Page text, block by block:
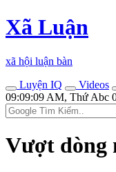
Xã Luận
xã hội luận bàn
Luyện IQ
Videos
09:09:09 AM, Thứ Abc
Vượt dòng